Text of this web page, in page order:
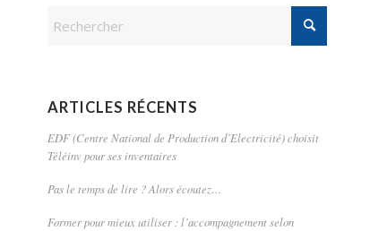
ARTICLES RÉCENTS
EDF (Centre National de Production d’Electricité) choisit
Téléinv pour ses inventaires
Pas le temps de lire ? Alors écoutez…
Former pour mieux utiliser : l’accompagnement selon